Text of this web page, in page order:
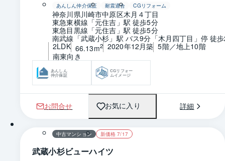
あんしん仲介保証 耐震適合 CGリフォーム
神奈川県川崎市中原区木月４丁目
東急東横線「元住吉」駅 徒歩5分
東急目黒線「元住吉」駅 徒歩5分
南武線「武蔵小杉」駅 バス9分「木月四丁目」停 徒
2LDK 66.13m2 2020年12月築 5階／地上10階
南東向き
あんしん
仲介保証
CGリフォー
ムイメージ
お問合せ お気に入り 詳細
1 / 0 間取り
中古マンション 新価格 7/17
武蔵小杉ビューハイツ